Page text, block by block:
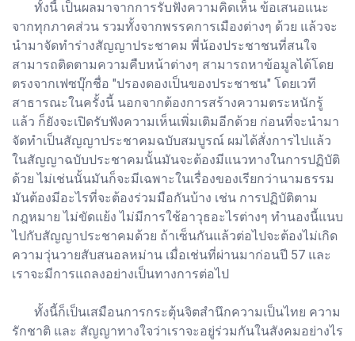
ทั้งนี้ เป็นผลมาจากการรับฟังความคิดเห็น ข้อเสนอแนะ
จากทุกภาคส่วน รวมทั้งจากพรรคการเมืองต่างๆ ด้วย แล้วจะ
นำมาจัดทำร่างสัญญาประชาคม พี่น้องประชาชนที่สนใจ
สามารถติดตามความคืบหน้าต่างๆ สามารถหาข้อมูลได้โดย
ตรงจากเฟซบุ๊กชื่อ "ปรองดองเป็นของประชาชน" โดยเวที
สาธารณะในครั้งนี้ นอกจากต้องการสร้างความตระหนักรู้
แล้ว ก็ยังจะเปิดรับฟังความเห็นเพิ่มเติมอีกด้วย ก่อนที่จะนำมา
จัดทำเป็นสัญญาประชาคมฉบับสมบูรณ์ ผมได้สั่งการไปแล้ว
ในสัญญาฉบับประชาคมนั้นมันจะต้องมีแนวทางในการปฏิบัติ
ด้วย ไม่เช่นนั้นมันก็จะมีเฉพาะในเรื่องของเรียกว่านามธรรม
มันต้องมีอะไรที่จะต้องร่วมมือกันบ้าง เช่น การปฏิบัติตาม
กฎหมาย ไม่ขัดแย้ง ไม่มีการใช้อาวุธอะไรต่างๆ ทำนองนี้แนบ
ไปกับสัญญาประชาคมด้วย ถ้าเซ็นกันแล้วต่อไปจะต้องไม่เกิด
ความวุ่นวายสับสนอลหม่าน เมื่อเช่นที่ผ่านมาก่อนปี 57 และ
เราจะมีการแถลงอย่างเป็นทางการต่อไป
ทั้งนี้ก็เป็นเสมือนการกระตุ้นจิตสำนึกความเป็นไทย ความ
รักชาติ และ สัญญาทางใจว่าเราจะอยู่ร่วมกันในสังคมอย่างไร